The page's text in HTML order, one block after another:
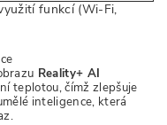
funkcí (Wi-Fi,
Reality+ AI
teplotou, čímž zlepšuje
inteligence, která